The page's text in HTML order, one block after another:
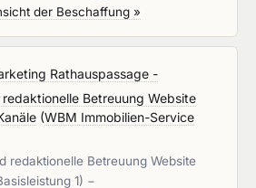
der Beschaffung »
Rathauspassage -
Betreuung Website
(WBM Immobilien-Service
redaktionelle Betreuung Website
1) −